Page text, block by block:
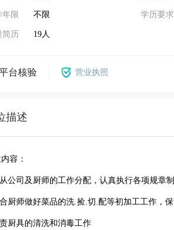
年限 不限
简历 19人
学历要求
台核验 营业执照
描述
容：
公司及厨师的工作分配，认真执行各项规章
厨师做好菜品的洗.捡.切.配等初加工工作，保
厨具的清洗和消毒工作